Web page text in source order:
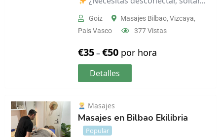
Goiz Masajes Bilbao, Vizcaya,
Pais Vasco
377 Vistas
€35–€50 por hora
Detalles
Masajes
Masajes en Bilbao Ekilibria
Popular